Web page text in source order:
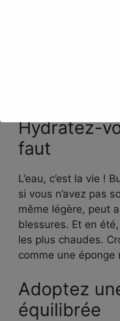
Hydratez-
faut
L’eau, c’est la vie !
si vous n’avez pas
même légère, peut
blessures. Et en
les plus chaudes.
comme une éponge
Adoptez
équilibrée